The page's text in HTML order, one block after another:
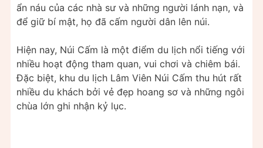
ẩn náu của các nhà sư và những người lánh nạn, và
để giữ bí mật, họ đã cấm người dân lên núi.
Hiện nay, Núi Cấm là một điểm du lịch nổi tiếng với
nhiều hoạt động tham quan, vui chơi và chiêm bái.
Đặc biệt, khu du lịch Lâm Viên Núi Cấm thu hút rất
nhiều du khách bởi vẻ đẹp hoang sơ và những ngôi
chùa lớn ghi nhận kỷ lục.